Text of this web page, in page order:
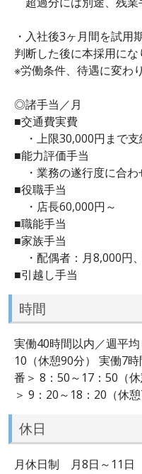
・入社後3ヶ月間を試用
判断した後に本採用にな
※労働条件、待遇に変わ
◎諸手当／月
■交通費実費
・上限30,000円まで支
■能力評価手当
・業務の遂行度に合わ
■役職手当
・店長60,000円～
■職能手当
■家族手当
・配偶者：月8,000円
■引越し手当
時間
実働40時間以内／週平
10（休憩90分） 実働7
番＞ 8：50～17：50（
＞ 9：20～18：20（休
休日
月休日制 月8日～11